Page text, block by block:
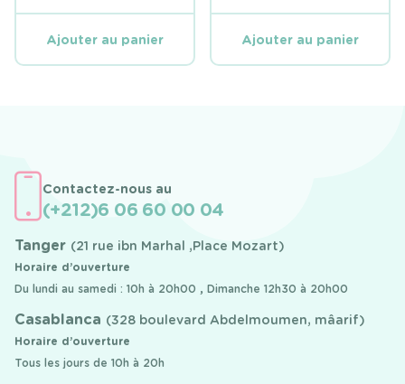
Ajouter au panier Ajouter au panier
Contactez-nous au
(+212)6 06 60 00 04
Tanger (21 rue ibn Marhal ,Place Mozart)
Horaire d’ouverture
Du lundi au samedi : 10h à 20h00 , Dimanche 12h30 à 20h00
Casablanca (328 boulevard Abdelmoumen, mâarif)
Horaire d’ouverture
Tous les jours de 10h à 20h